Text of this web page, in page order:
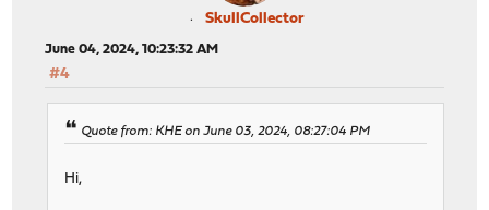
SkullCollector
June 04, 2024, 10:23:32 AM
#4
Quote from: KHE on June 03, 2024, 08:27:04 PM
Hi,